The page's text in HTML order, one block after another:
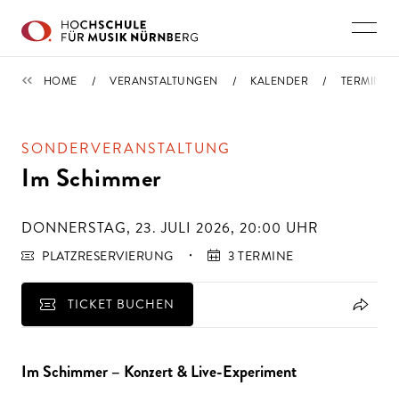
TERMINE
HOME VERANSTALTUNGEN KALENDER TERMIN
SONDERVERANSTALTUNG
Im Schimmer
DONNERSTAG, 23. JULI 2026, 20:00 UHR
PLATZRESERVIERUNG 3 TERMINE
TICKET BUCHEN
Im Schimmer – Konzert & Live-Experiment